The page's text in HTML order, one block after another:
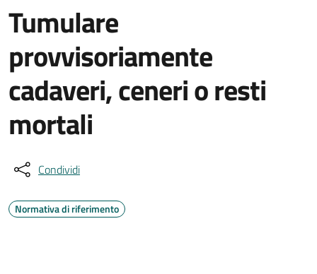
Tumulare
provvisoriamente
cadaveri, ceneri o resti
mortali
Condividi
Normativa di riferimento